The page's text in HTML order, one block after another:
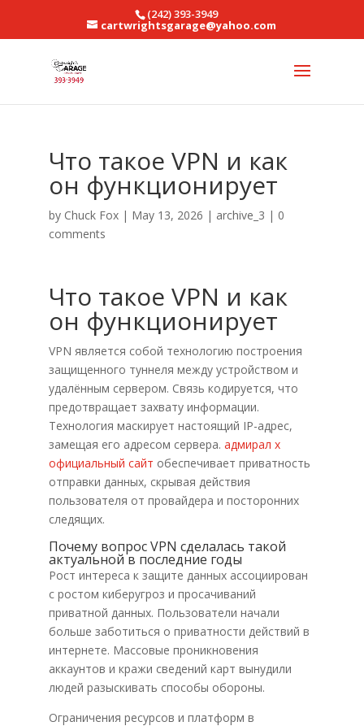
(242) 393-3949
cartwrightsgarage@yahoo.com
Что такое VPN и как
он функционирует
by Chuck Fox| May 13, 2026 | archive_3 | 0
comments
Что такое VPN и как
он функционирует
VPN является собой технологию построения
защищенного туннеля между устройством и
удалённым сервером. Связь кодируется, что
предотвращает захвату информации.
Технология маскирует настоящий IP-адрес,
замещая его адресом сервера. адмирал х
официальный сайт обеспечивает приватность
отправки данных, скрывая действия
пользователя от провайдера и посторонних
следящих.
Почему вопрос VPN сделалась такой
актуальной в последние годы
Рост интереса к защите данных ассоциирован
с ростом киберугроз и просачиваний
приватной данных. Пользователи начали
больше заботиться о приватности действий в
интернете. Массовые проникновения
аккаунтов и кражи сведений карт вынудили
людей разыскивать способы обороны.
Ограничения ресурсов и платформ в